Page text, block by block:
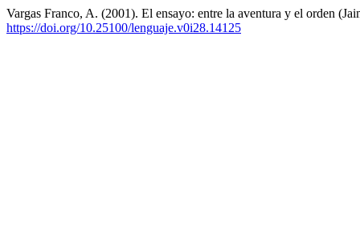
Vargas Franco, A. (2001). El ensayo: entre la aventura y el orden
https://doi.org/10.25100/lenguaje.v0i28.14125